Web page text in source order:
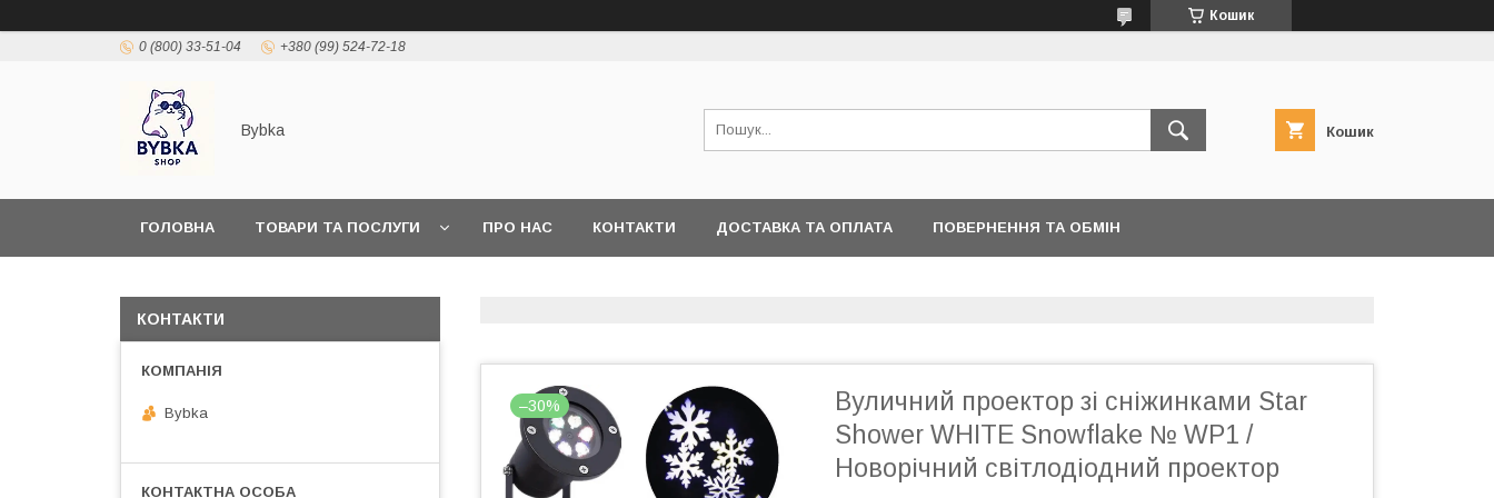
Кошик
0 (800) 33-51-04 +380 (99) 524-72-18
Bybka Кошик
ГОЛОВНА ТОВАРИ ТА ПОСЛУГИ ПРО НАС КОНТАКТИ ДОСТАВКА ТА ОПЛАТА ПОВЕРНЕННЯ ТА ОБМІН
–30%
Вуличний проектор зі сніжинками Star
Shower WHITE Snowflake № WP1 /
Новорічний світлодіодний проектор
КОНТАКТИ
Bybka